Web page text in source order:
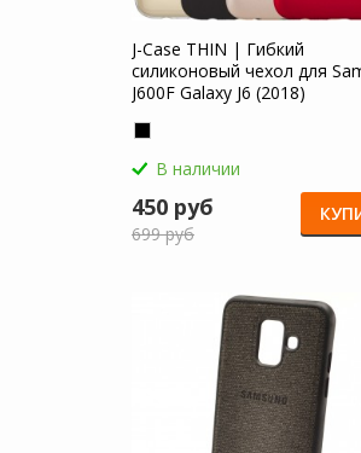
J-Case THIN | Гибкий
силиконовый чехол для
J600F Galaxy J6 (2018)
В наличии
450 руб
699 руб